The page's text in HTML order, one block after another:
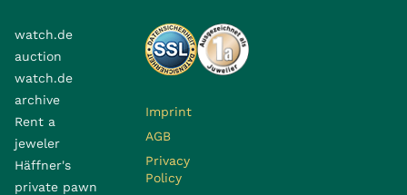
watch.de
auction
watch.de
archive
Rent a
jeweler
Häffner's
private pawn
Imprint
AGB
Privacy
Policy